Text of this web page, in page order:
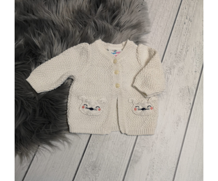
Jungen
Mädchen
Accesoires
Schuhe / Socken
Babyausstattung